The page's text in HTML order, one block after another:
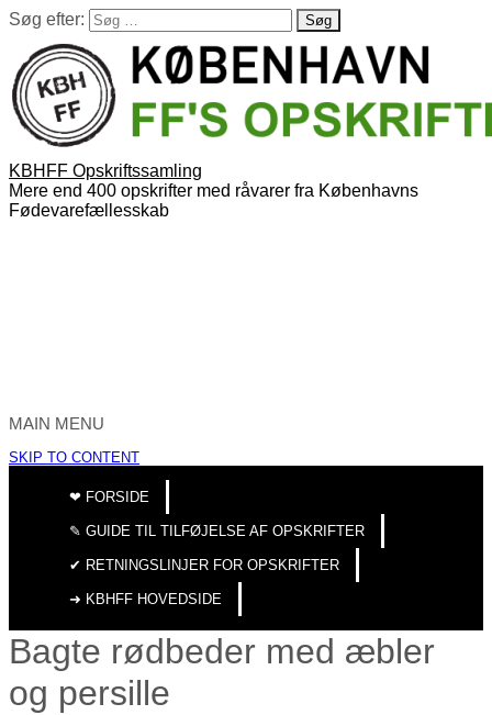
Søg efter:
KBHFF Opskriftssamling
Mere end 400 opskrifter med råvarer fra Københavns
Fødevarefællesskab
MAIN MENU
SKIP TO CONTENT
❤︎ FORSIDE
✎ GUIDE TIL TILFØJELSE AF OPSKRIFTER
✔︎ RETNINGSLINJER FOR OPSKRIFTER
➜ KBHFF HOVEDSIDE
Bagte rødbeder med æbler
og persille